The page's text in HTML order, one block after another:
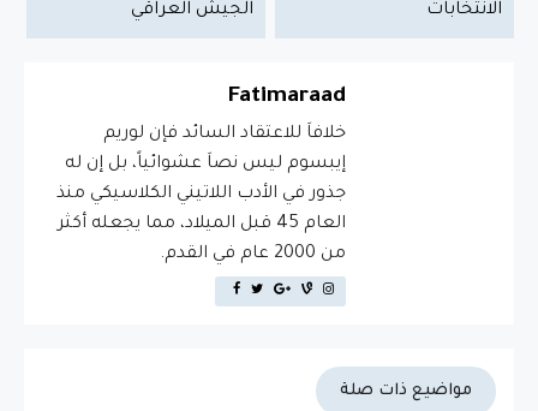
الانتخابات
الجيش العراقي
Fatimaraad
خلافاَ للاعتقاد السائد فإن لوريم
إيبسوم ليس نصاَ عشوائياً، بل إن له
جذور في الأدب اللاتيني الكلاسيكي منذ
العام 45 قبل الميلاد، مما يجعله أكثر
من 2000 عام في القدم.
مواضيع ذات صلة